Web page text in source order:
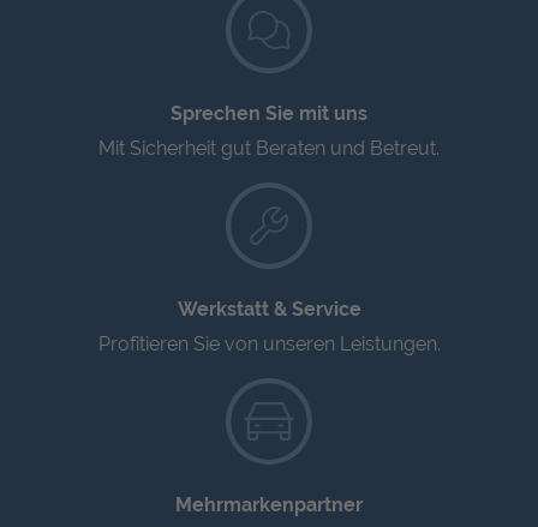
Sprechen Sie mit uns
Mit Sicherheit gut Beraten und Betreut.
Werkstatt & Service
Profitieren Sie von unseren Leistungen.
Mehrmarkenpartner